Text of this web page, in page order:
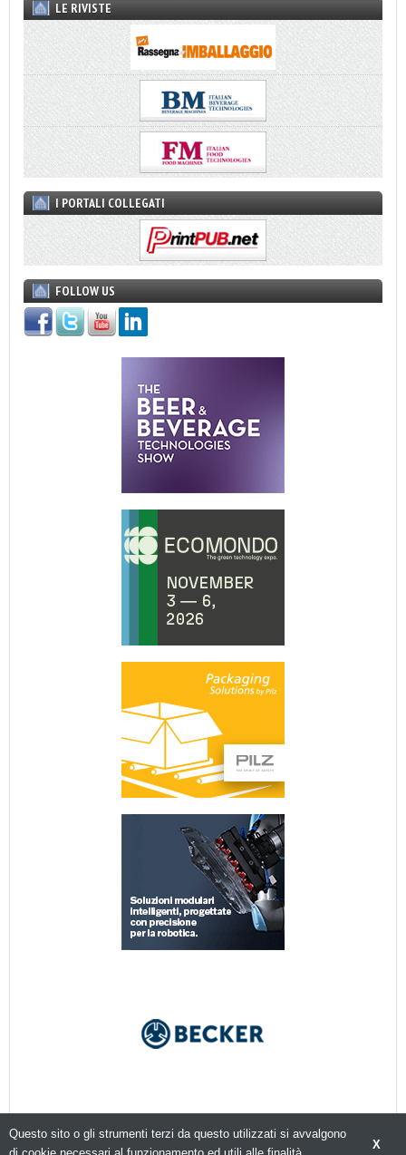
LE RIVISTE
I PORTALI COLLEGATI
FOLLOW US
X
Questo sito o gli strumenti terzi da questo utilizzati si avvalgono